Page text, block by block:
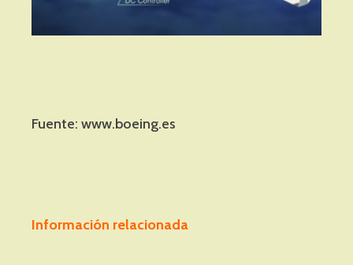
Fuente: www.boeing.es
Información relacionada